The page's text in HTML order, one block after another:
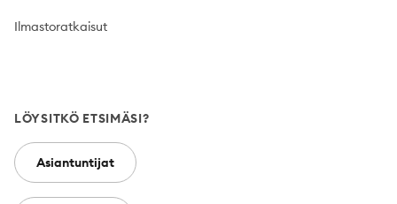
Ilmastoratkaisut
LÖYSITKÖ ETSIMÄSI?
Asiantuntijat